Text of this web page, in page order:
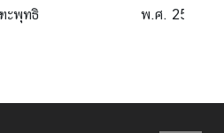
ะพุทธิ พ.ศ. 2566 -